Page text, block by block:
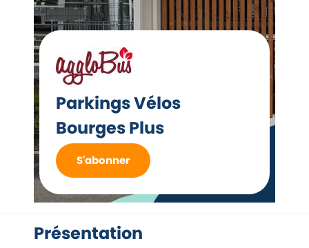
Parkings Vélos
Bourges Plus
S'abonner
Présentation